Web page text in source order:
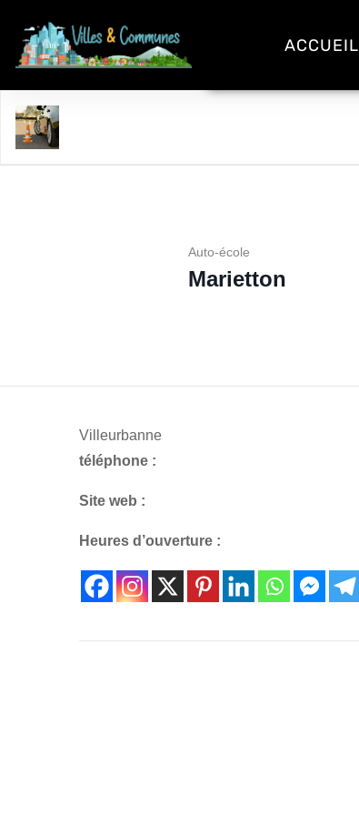
ACCUEIL
Auto-école
Marietton
Villeurbanne
téléphone :
Site web :
Heures d’ouverture :